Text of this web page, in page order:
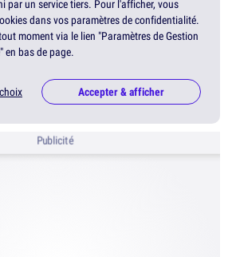
par un service tiers. Pour l'afficher, vous
dans vos paramètres de confidentialité.
moment via le lien "Paramètres de Gestion
en bas de page.
Accepter & afficher
Publicité